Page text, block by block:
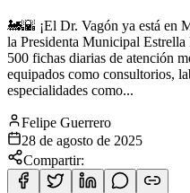
🚂🌇 ¡El Dr. Vagón ya está en
la Presidenta Municipal
500 fichas diarias de atención
equipados como consultorios,
especialidades como...
Felipe Guerrero
28 de agosto de 2025
Compartir: